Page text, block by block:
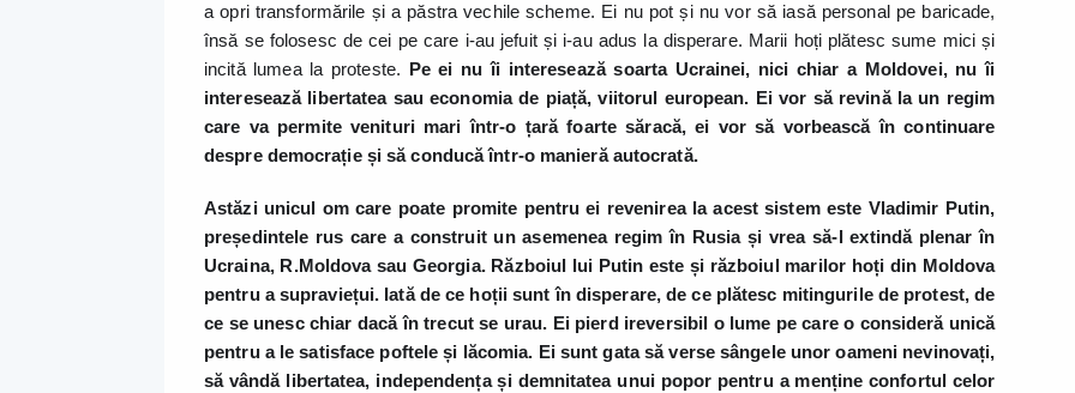
a opri transformările și a păstra vechile scheme. Ei nu pot și nu vor să iasă personal pe baricade,
însă se folosesc de cei pe care i-au jefuit și i-au adus la disperare. Marii hoți plătesc sume mici și
incită lumea la proteste. Pe ei nu îi interesează soarta Ucrainei, nici chiar a Moldovei, nu îi
interesează libertatea sau economia de piață, viitorul european. Ei vor să revină la un regim
care va permite venituri mari într-o țară foarte săracă, ei vor să vorbească în continuare
despre democrație și să conducă într-o manieră autocrată.
Astăzi unicul om care poate promite pentru ei revenirea la acest sistem este Vladimir Putin,
președintele rus care a construit un asemenea regim în Rusia și vrea să-l extindă plenar în
Ucraina, R.Moldova sau Georgia. Războiul lui Putin este și războiul marilor hoți din Moldova
pentru a supraviețui. Iată de ce hoții sunt în disperare, de ce plătesc mitingurile de protest, de
ce se unesc chiar dacă în trecut se urau. Ei pierd ireversibil o lume pe care o consideră unică
pentru a le satisface poftele și lăcomia. Ei sunt gata să verse sângele unor oameni nevinovați,
să vândă libertatea, independența și demnitatea unui popor pentru a menține confortul celor